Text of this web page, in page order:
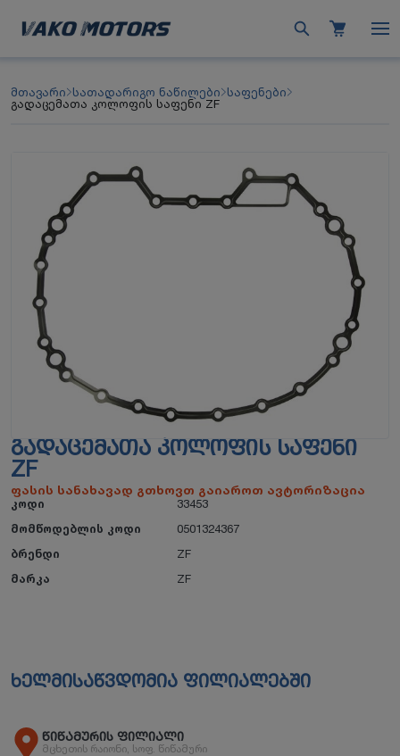
მთავარი სათადარიგო ნაწილები საფენები
გადაცემათა კოლოფის საფენი ZF
ᲒᲐᲓᲐᲪᲔᲛᲐᲗᲐ ᲙᲝᲚᲝᲤᲘᲡ ᲡᲐᲤᲔᲜᲘ
ZF
ფასის სანახავად გთხოვთ გაიაროთ ავტორიზაცია
კოდი
33453
მომწოდებლის კოდი
0501324367
ბრენდი
ZF
მარკა
ZF
ხელმისაწვდომია ფილიალებში
წიწამურის ფილიალი
მცხეთის რაიონი, სოფ. წიწამური